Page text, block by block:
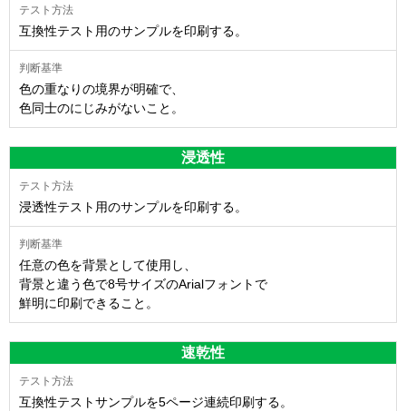
互換性テスト用のサンプルを印刷する。
色の重なりの境界が明確で、
色同士のにじみがないこと。
浸透性
浸透性テスト用のサンプルを印刷する。
任意の色を背景として使用し、
背景と違う色で8号サイズのArialフォントで
鮮明に印刷できること。
速乾性
互換性テストサンプルを5ページ連続印刷する。